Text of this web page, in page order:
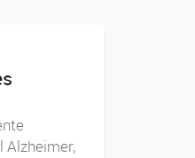
Alzheimer,